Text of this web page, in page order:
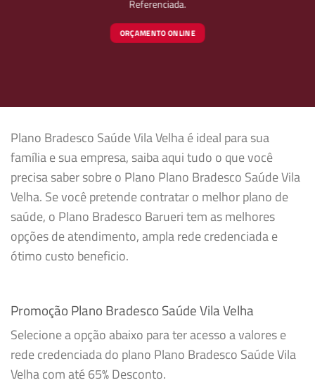
Referenciada.
ORÇAMENTO ONLINE
Plano Bradesco Saúde Vila Velha é ideal para sua
família e sua empresa, saiba aqui tudo o que você
precisa saber sobre o Plano Plano Bradesco Saúde Vila
Velha. Se você pretende contratar o melhor plano de
saúde, o Plano Bradesco Barueri tem as melhores
opções de atendimento, ampla rede credenciada e
ótimo custo beneficio.
Promoção Plano Bradesco Saúde Vila Velha
Selecione a opção abaixo para ter acesso a valores e
rede credenciada do plano Plano Bradesco Saúde Vila
Velha com até 65% Desconto.